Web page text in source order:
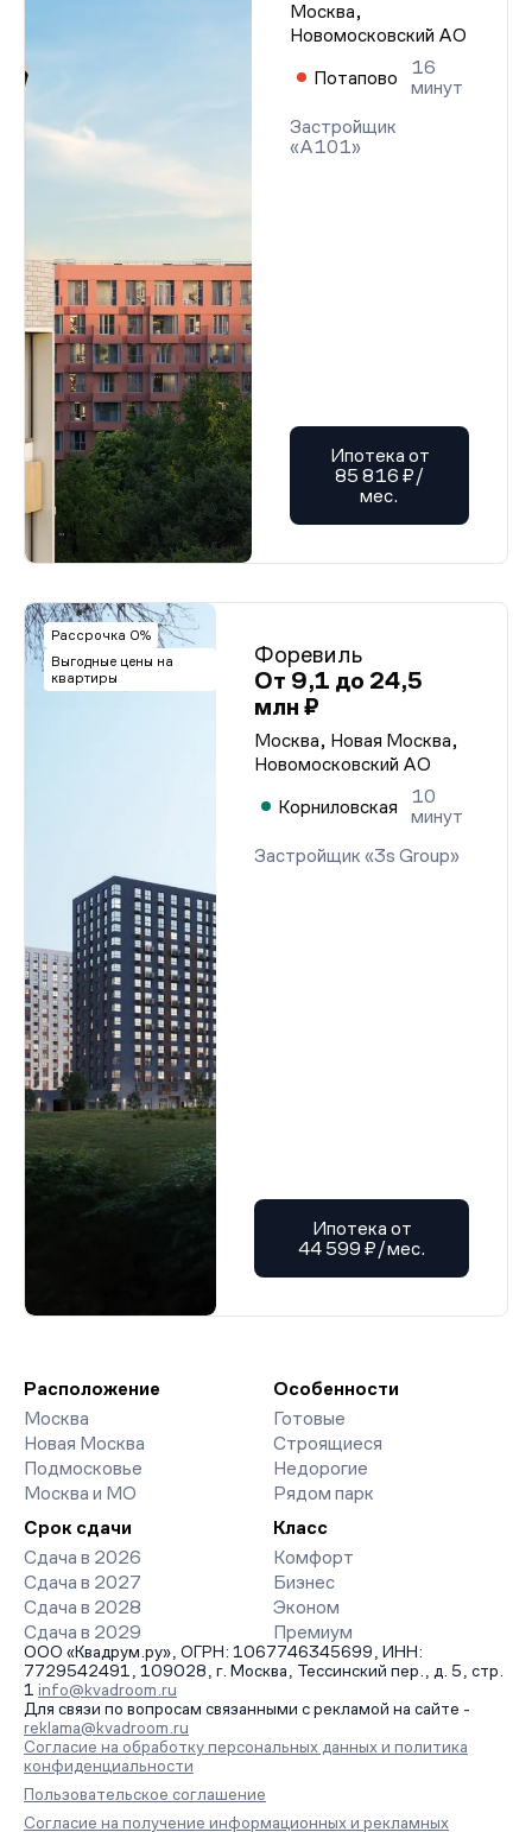
Москва,
Новомосковский АО
Потапово
16
минут
Застройщик
«А101»
Ипотека от
85 816 ₽/
мес.
Рассрочка 0%
Выгодные цены на
квартиры
Форевиль
От 9,1 до 24,5
млн ₽
Москва, Новая Москва,
Новомосковский АО
Корниловская
10
минут
Застройщик «3s Group»
Ипотека от
44 599 ₽/мес.
Расположение
Москва
Новая Москва
Подмосковье
Москва и МО
Особенности
Готовые
Строящиеся
Недорогие
Рядом парк
Срок сдачи
Сдача в 2026
Сдача в 2027
Сдача в 2028
Сдача в 2029
Класс
Комфорт
Бизнес
Эконом
Премиум
ООО «Квадрум.ру», ОГРН: 1067746345699, ИНН:
7729542491, 109028, г. Москва, Тессинский пер., д. 5, стр.
1 info@kvadroom.ru
Для связи по вопросам связанными с рекламой на сайте -
reklama@kvadroom.ru
Согласие на обработку персональных данных и политика
конфиденциальности
Пользовательское соглашение
Согласие на получение информационных и рекламных